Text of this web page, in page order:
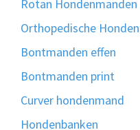
Rotan Hondenmanden
Orthopedische
Bontmanden effen
Bontmanden print
Curver hondenmand
Hondenbanken